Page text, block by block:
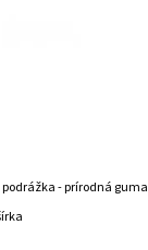
- prírodná guma